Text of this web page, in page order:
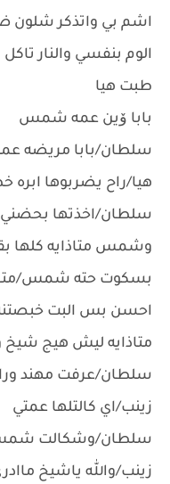
اشم بي واتذكر شلون
الوم بنفسي والنار تاكل
طبت هيا
بابا ﯙين عمه شمس
سلطان/بابا مريضه
هيا/راح يضربوها ابره
سلطان/اخذتها بحضني
وشمس متاذايه كلها
بسكوت حته شمس/
احسن بس البت خبصتنه
متاذايه ليش هيج شيخ
سلطان/عرفت مهند
زينب/اي كالتلها عمتي
سلطان/وشكالت
زينب/والله ياشيخ